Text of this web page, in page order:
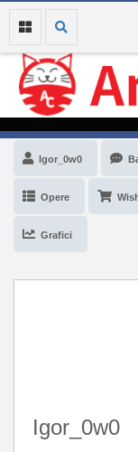
Igor_0w0
Opere
Grafici
Igor_0w0